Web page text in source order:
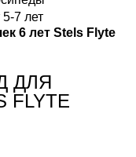
7 лет
6 лет Stels Flyte
ДЛЯ
FLYTE